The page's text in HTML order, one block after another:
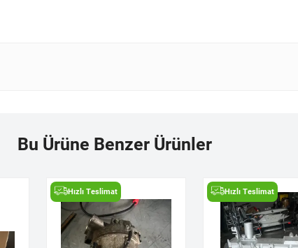
Bu Ürüne Benzer Ürünler
Hızlı Teslimat Hızlı Teslimat